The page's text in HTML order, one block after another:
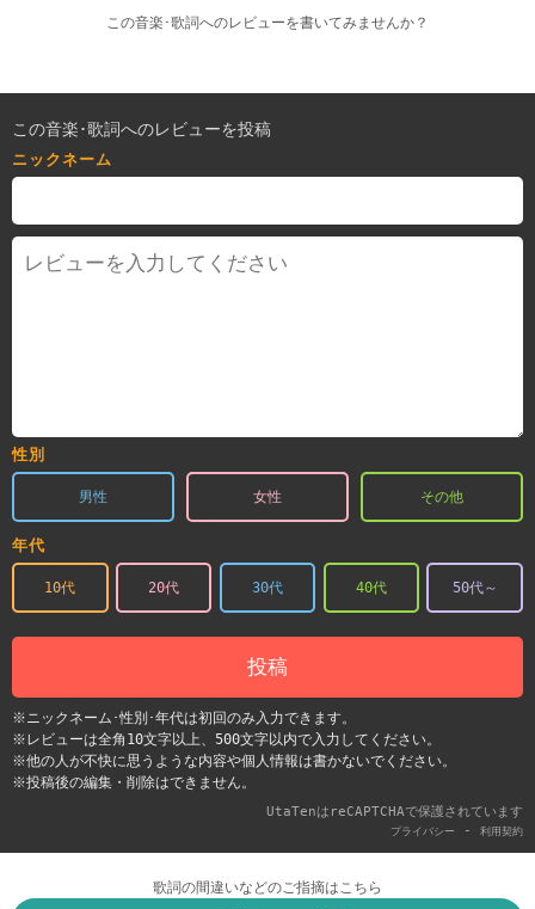
この音楽･歌詞へのレビューを書いてみませんか？
この音楽･歌詞へのレビューを投稿
ニックネーム
性別
男性 女性 その他
年代
10代 20代 30代 40代 50代～
投稿
※ニックネーム･性別･年代は初回のみ入力できます。
※レビューは全角10文字以上、500文字以内で入力してください。
※他の人が不快に思うような内容や個人情報は書かないでください。
※投稿後の編集・削除はできません。
UtaTenはreCAPTCHAで保護されています
プライバシー - 利用契約
歌詞の間違いなどのご指摘はこちら